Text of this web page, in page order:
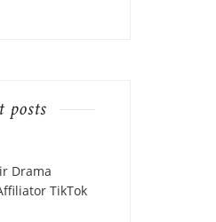
posts
Drama
TikTok